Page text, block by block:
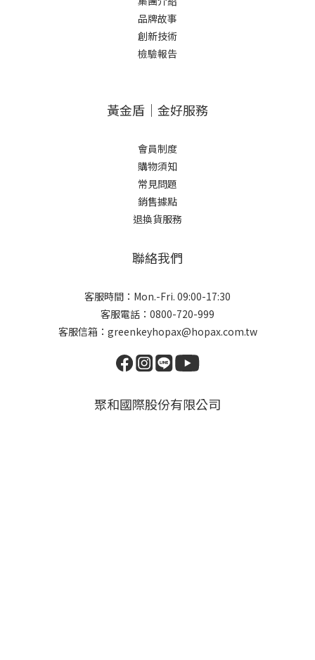
品牌故事
創新技術
檢驗報告
黃金盾｜金好服務
會員制度
購物須知
常見問題
銷售據點
退換貨服務
聯絡我們
客服時間：Mon.-Fri. 09:00-17:30
客服電話：0800-720-999
客服信箱：greenkeyhopax@hopax.com.tw
聚和國際股份有限公司